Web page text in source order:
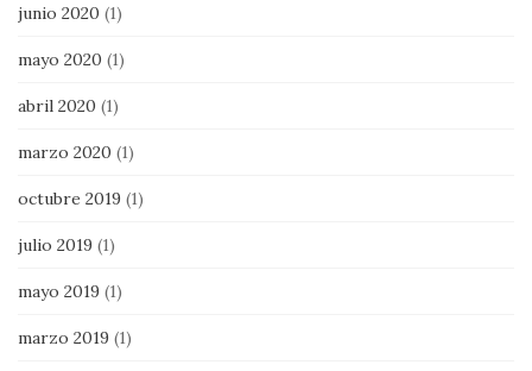
junio 2020 (1)
mayo 2020 (1)
abril 2020 (1)
marzo 2020 (1)
octubre 2019 (1)
julio 2019 (1)
mayo 2019 (1)
marzo 2019 (1)